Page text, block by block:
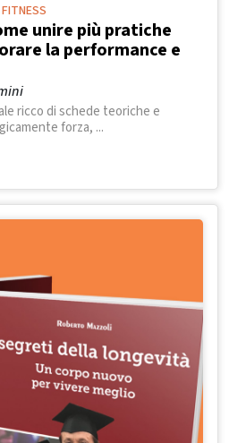
unire più pratiche
la performance e
ricco di schede teoriche e
forza, ...